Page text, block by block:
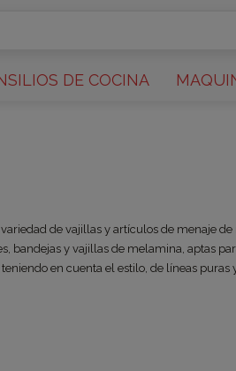
DE COCINA
de vajillas y artículos de menaje
bandejas y vajillas de melamina, aptas
en cuenta el estilo, de líneas puras